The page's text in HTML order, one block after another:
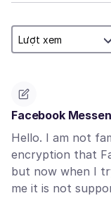
Facebook
Hello. I am not
encryption that
but now when I
me it is not